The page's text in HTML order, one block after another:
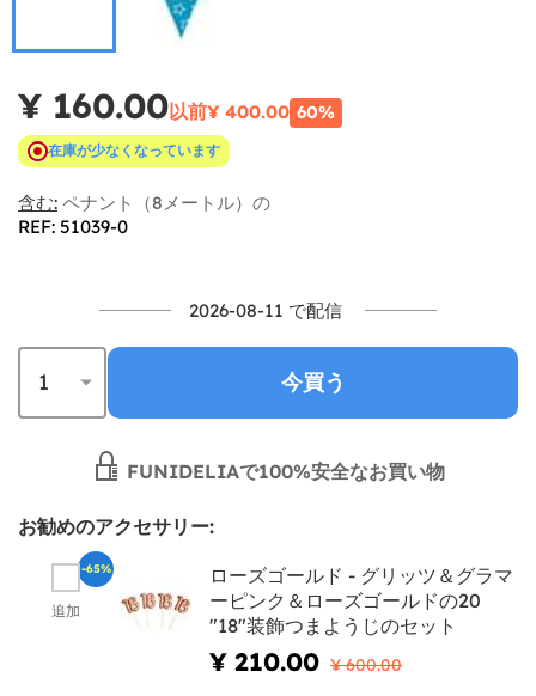
¥ 160.00以前¥ 400.00 60%
在庫が少なくなっています
含む: ペナント（8メートル）の
REF: 51039-0
2026-08-11 で配信
今買う
FUNIDELIAで100%安全なお買い物
お勧めのアクセサリー:
追加
ローズゴールド - グリッツ＆グラマ
ーピンク＆ローズゴールドの20
"18"装飾つまようじのセット
¥ 210.00 ¥ 600.00
-65%